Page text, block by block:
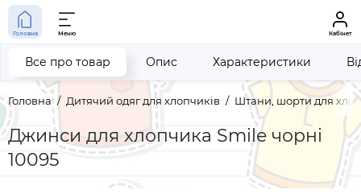
Головна Меню Кабінет
Головна Дитячий одяг для хлопчиків Штани, шорти для
Джинси для хлопчика Smile чорні
10095
Все про товар Опис Характеристики